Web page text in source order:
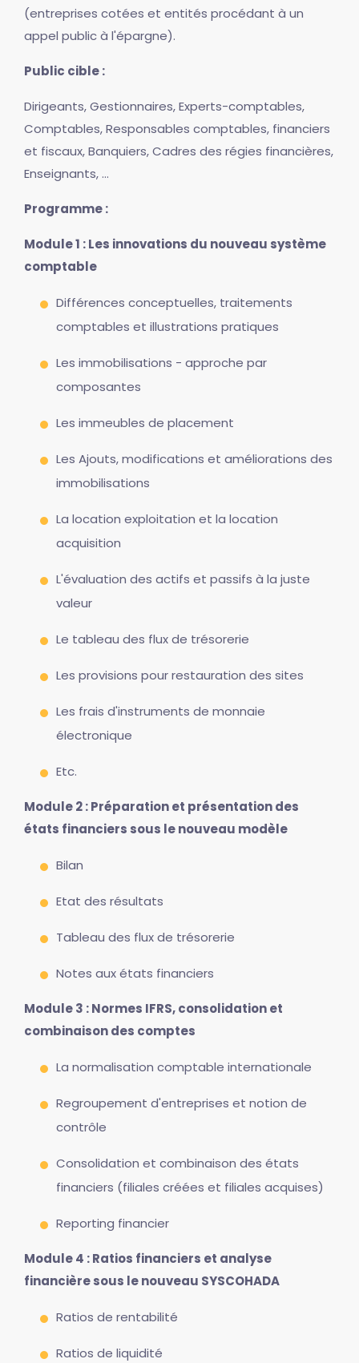
(entreprises cotées et entités procédant à un
appel public à l'épargne).
Public cible :
Dirigeants, Gestionnaires, Experts-comptables,
Comptables, Responsables comptables, financiers
et fiscaux, Banquiers, Cadres des régies financières,
Enseignants, ...
Programme :
Module 1 : Les innovations du nouveau système
comptable
Différences conceptuelles, traitements
comptables et illustrations pratiques
Les immobilisations - approche par
composantes
Les immeubles de placement
Les Ajouts, modifications et améliorations des
immobilisations
La location exploitation et la location
acquisition
L'évaluation des actifs et passifs à la juste
valeur
Le tableau des flux de trésorerie
Les provisions pour restauration des sites
Les frais d'instruments de monnaie
électronique
Etc.
Module 2 : Préparation et présentation des
états financiers sous le nouveau modèle
Bilan
Etat des résultats
Tableau des flux de trésorerie
Notes aux états financiers
Module 3 : Normes IFRS, consolidation et
combinaison des comptes
La normalisation comptable internationale
Regroupement d'entreprises et notion de
contrôle
Consolidation et combinaison des états
financiers (filiales créées et filiales acquises)
Reporting financier
Module 4 : Ratios financiers et analyse
financière sous le nouveau SYSCOHADA
Ratios de rentabilité
Ratios de liquidité